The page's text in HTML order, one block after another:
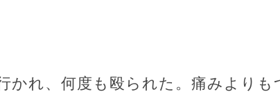
かれ、何度も殴られた。痛みより